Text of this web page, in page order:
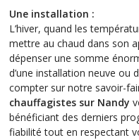
Une installation :
L’hiver, quand les
mettre au chaud dans son
dépenser une somme
d’une installation neuve ou
compter sur notre savoir-
chauffagistes sur Nandy
bénéficiant des derniers
fiabilité tout en respectant